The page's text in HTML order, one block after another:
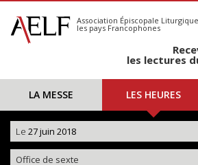
S'abonner
Calendrier
Association Épiscopale Liturgique
les pays Francophones
les lectures
LA MESSE LES HEURES
Le 27 juin 2018
Office de sexte